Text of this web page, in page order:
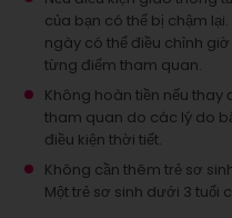
của bạn có thể bị chậm
ngày có thể điều chỉnh
từng điểm tham quan.
Không hoàn tiền nếu thay
tham quan do các lý do
điều kiện thời tiết.
Không cần thêm trẻ sơ
Một trẻ sơ sinh dưới 3 tuổi